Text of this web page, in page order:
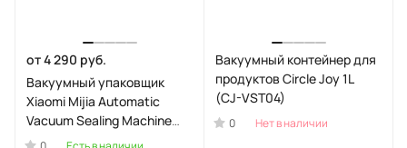
от 4 290 руб.
Вакуумный упаковщик
Xiaomi Mijia Automatic
Vacuum Sealing Machine
(MJFKJ06XM)
Вакуумный контейнер для
продуктов Circle Joy 1L
(CJ-VST04)
0 Нет в наличии